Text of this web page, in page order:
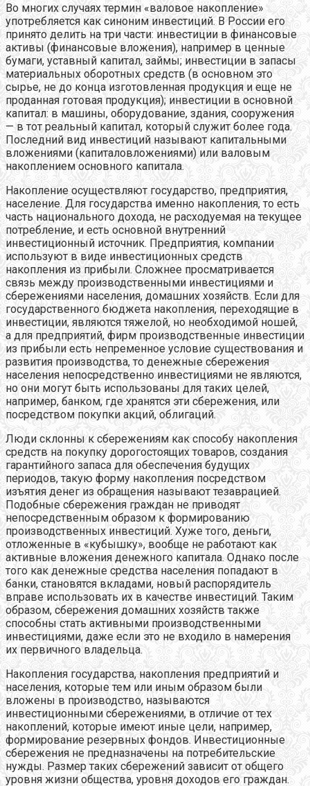
Во многих случаях термин «валовое накопление»
употребляется как синоним инвестиций. В России его
принято делить на три части: инвестиции в финансовые
активы (финансовые вложения), например в ценные
бумаги, уставный капитал, займы; инвестиции в запасы
материальных оборотных средств (в основном это
сырье, не до конца изготовленная продукция и еще не
проданная готовая продукция); инвестиции в основной
капитал: в машины, оборудование, здания, сооружения
— в тот реальный капитал, который служит более года.
Последний вид инвестиций называют капитальными
вложениями (капиталовложениями) или валовым
накоплением основного капитала.
Накопление осуществляют государство, предприятия,
население. Для государства именно накопления, то есть
часть национального дохода, не расходуемая на текущее
потребление, и есть основной внутренний
инвестиционный источник. Предприятия, компании
используют в виде инвестиционных средств
накопления из прибыли. Сложнее просматривается
связь между производственными инвестициями и
сбережениями населения, домашних хозяйств. Если для
государственного бюджета накопления, переходящие в
инвестиции, являются тяжелой, но необходимой ношей,
а для предприятий, фирм производственные инвестиции
из прибыли есть непременное условие существования и
развития производства, то денежные сбережения
населения непосредственно инвестициями не являются,
но они могут быть использованы для таких целей,
например, банком, где хранятся эти сбережения, или
посредством покупки акций, облигаций.
Люди склонны к сбережениям как способу накопления
средств на покупку дорогостоящих товаров, создания
гарантийного запаса для обеспечения будущих
периодов, такую форму накопления посредством
изъятия денег из обращения называют тезаврацией.
Подобные сбережения граждан не приводят
непосредственным образом к формированию
производственных инвестиций. Хуже того, деньги,
отложенные в «кубышку», вообще не работают как
активные вложения денежного капитала. Однако после
того как денежные средства населения попадают в
банки, становятся вкладами, новый распорядитель
вправе использовать их в качестве инвестиций. Таким
образом, сбережения домашних хозяйств также
способны стать активными производственными
инвестициями, даже если это не входило в намерения
их первичного владельца.
Накопления государства, накопления предприятий и
населения, которые тем или иным образом были
вложены в производство, называются
инвестиционными сбережениями, в отличие от тех
накоплений, которые имеют иные цели, например,
формирование резервных фондов. Инвестиционные
сбережения не предназначены на потребительские
нужды. Размер таких сбережений зависит от общего
уровня жизни общества, уровня доходов его граждан.